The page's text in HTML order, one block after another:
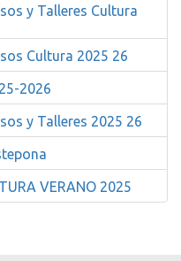
y Talleres Cultura
Cultura 2025 26
2026
y Talleres 2025 26
VERANO 2025